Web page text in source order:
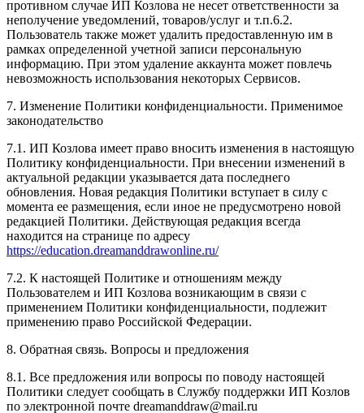
противном случае ИП Козлова не несет ответственности за
неполучение уведомлений, товаров/услуг и т.п.6.2.
Пользователь также может удалить предоставленную им в
рамках определенной учетной записи персональную
информацию. При этом удаление аккаунта может повлечь
невозможность использования некоторых Сервисов.
7. Изменение Политики конфиденциальности. Применимое
законодательство
7.1. ИП Козлова имеет право вносить изменения в настоящую
Политику конфиденциальности. При внесении изменений в
актуальной редакции указывается дата последнего
обновления. Новая редакция Политики вступает в силу с
момента ее размещения, если иное не предусмотрено новой
редакцией Политики. Действующая редакция всегда
находится на странице по адресу
https://education.dreamanddrawonline.ru/
7.2. К настоящей Политике и отношениям между
Пользователем и ИП Козлова возникающим в связи с
применением Политики конфиденциальности, подлежит
применению право Российской Федерации.
8. Обратная связь. Вопросы и предложения
8.1. Все предложения или вопросы по поводу настоящей
Политики следует сообщать в Службу поддержки ИП Козлов
по электронной почте dreamanddraw@mail.ru